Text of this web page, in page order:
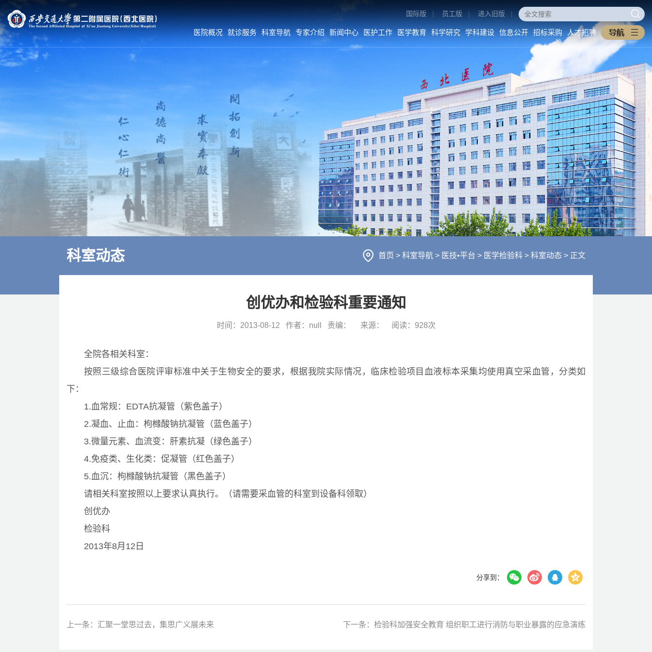
医院概况
医保服务
护理到家
就诊须知
就医流程
多学科诊疗
特色医疗
病院•中心
外科系统
医技•平台
病院•中心
科室动态
人文关怀
媒体二院
公告
数字院报
护理动态
医学教育
本科生教育
研究生教育
住培专培
继续教育
教学之窗
规章制度
下载专区
科学研究
科研动态
科研管理
学科建设
重点学科
医工交叉
中西医协同旗舰医院
信息公开
医院概况
医院环境
行风建设
招标采购
采购公告
中标公告
人才招聘
国际版 | 员工版 | 进入旧版 |
医院概况 就诊服务 科室导航 专家介绍 新闻中心 医护工作 医学教育 科学研究 学科建设 信息公开 招标采购 人才招聘
科室动态 首页 > 科室导航 > 医技•平台 > 医学检验科 > 科室动态 > 正文
创优办和检验科重要通知
时间：2013-08-12 作者：null 责编： 来源： 阅读： 928次
全院各相关科室：
按照三级综合医院评审标准中关于生物安全的要求，根据我院实际情况，临床检验项目血液标本采集均使用真空采血管，分类如
下：
1.血常规：EDTA抗凝管（紫色盖子）
2.凝血、止血：枸橼酸钠抗凝管（蓝色盖子）
3.微量元素、血流变：肝素抗凝（绿色盖子）
4.免疫类、生化类：促凝管（红色盖子）
5.血沉：枸橼酸钠抗凝管（黑色盖子）
请相关科室按照以上要求认真执行。（请需要采血管的科室到设备科领取）
创优办
检验科
2013年8月12日
分享到：
上一条：汇聚一堂思过去，集思广义展未来 下一条：检验科加强安全教育 组织职工进行消防与职业暴露的应急演练